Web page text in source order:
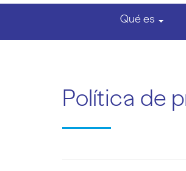
Qué es
Política de